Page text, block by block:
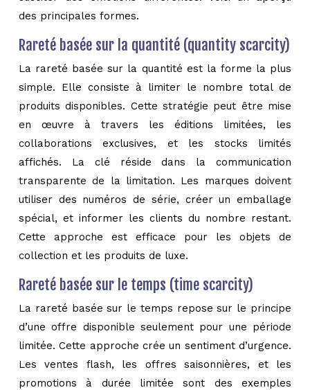
des principales formes.
Rareté basée sur la quantité (quantity scarcity)
La rareté basée sur la quantité est la forme la plus
simple. Elle consiste à limiter le nombre total de
produits disponibles. Cette stratégie peut être mise
en œuvre à travers les éditions limitées, les
collaborations exclusives, et les stocks limités
affichés. La clé réside dans la communication
transparente de la limitation. Les marques doivent
utiliser des numéros de série, créer un emballage
spécial, et informer les clients du nombre restant.
Cette approche est efficace pour les objets de
collection et les produits de luxe.
Rareté basée sur le temps (time scarcity)
La rareté basée sur le temps repose sur le principe
d’une offre disponible seulement pour une période
limitée. Cette approche crée un sentiment d’urgence.
Les ventes flash, les offres saisonnières, et les
promotions à durée limitée sont des exemples